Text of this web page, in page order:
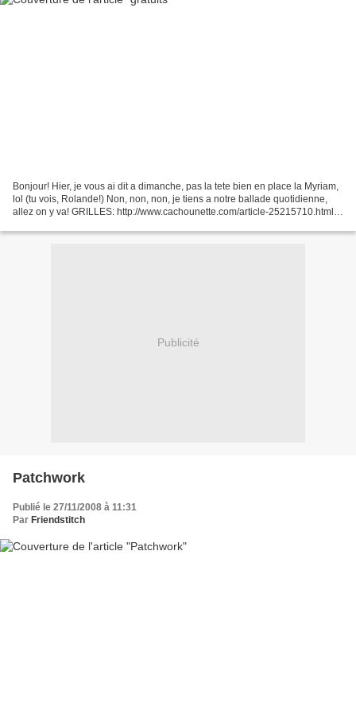
Bonjour! Hier, je vous ai dit a dimanche, pas la tete bien en place la Myriam,
lol (tu vois, Rolande!) Non, non, non, je tiens a notre ballade quotidienne,
allez on y va! GRILLES: http://www.cachounette.com/article-25215710.html
Publicité
Patchwork
Publié le 27/11/2008 à 11:31
Par Friendstitch